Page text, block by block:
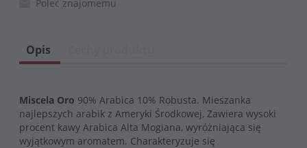
Poleć znajomemu
Opis
Miscela Oro 90% Arabica 10% Robusta. Mieszanka
najlepszych arabik z Ameryki Środkowej, Zawiera wysoki
procent kawy Arabica Alta Mogiana, wyróżniająca się
wyjątkowym aromatem. Charakteryzuje się